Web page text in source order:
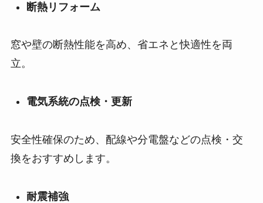
断熱リフォーム
窓や壁の断熱性能を高め、省エネと快適性を両
立。
電気系統の点検・更新
安全性確保のため、配線や分電盤などの点検・交
換をおすすめします。
耐震補強